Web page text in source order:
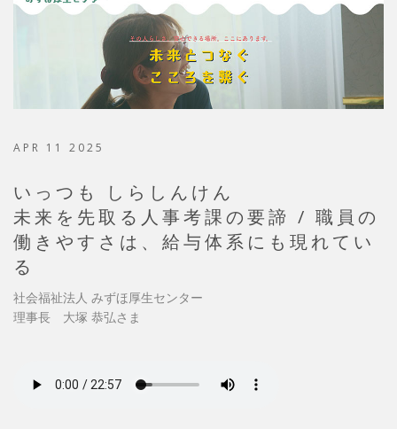
APR 11 2025
いっつも しらしんけん
未来を先取る人事考課の要諦 / 職員の
働きやすさは、給与体系にも現れてい
る
社会福祉法人 みずほ厚生センター
理事長 大塚 恭弘さま